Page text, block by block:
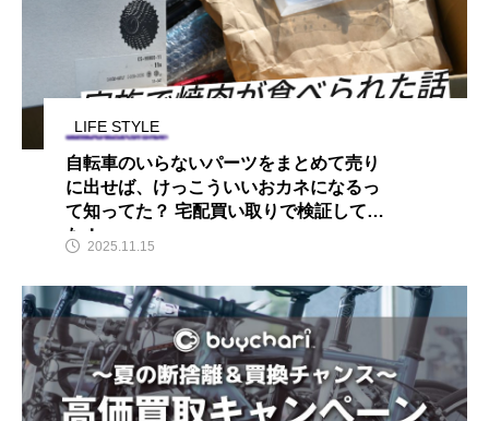
LIFE STYLE
自転車のいらないパーツをまとめて売り
に出せば、けっこういいおカネになるっ
て知ってた？ 宅配買い取りで検証してみ
た！
2025.11.15